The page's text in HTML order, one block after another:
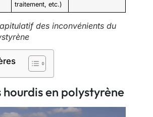
traitement, etc.)
des inconvénients du
en polystyrène